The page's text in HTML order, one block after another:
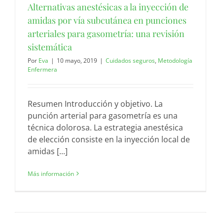
Alternativas anestésicas a la inyección de
amidas por vía subcutánea en punciones
arteriales para gasometría: una revisión
sistemática
Por Eva | 10 mayo, 2019 | Cuidados seguros, Metodología
Enfermera
Resumen Introducción y objetivo. La
punción arterial para gasometría es una
técnica dolorosa. La estrategia anestésica
de elección consiste en la inyección local de
amidas [...]
Más información